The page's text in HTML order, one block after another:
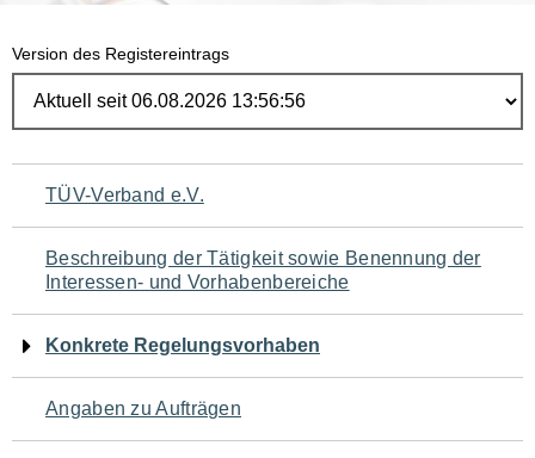
Version des Registereintrags
Navigation
für
den
Seiteninhalt
TÜV-Verband e.V.
Beschreibung der Tätigkeit sowie Benennung der
Interessen- und Vorhabenbereiche
Konkrete Regelungsvorhaben
Angaben zu Aufträgen